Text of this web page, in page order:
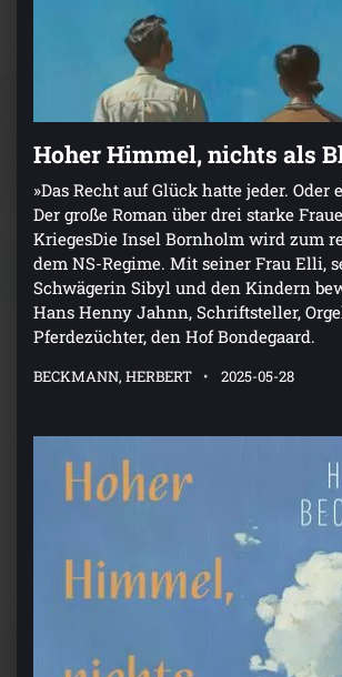
Hoher Himmel, nichts als
»Das Recht auf Glück hatte jeder. Oder
Der große Roman über drei starke
KriegesDie Insel Bornholm wird zum
dem NS-Regime. Mit seiner Frau Elli,
Schwägerin Sibyl und den Kindern
Hans Henny Jahnn, Schriftsteller,
Pferdezüchter, den Hof Bondegaard.
BECKMANN, HERBERT 2025-05-28